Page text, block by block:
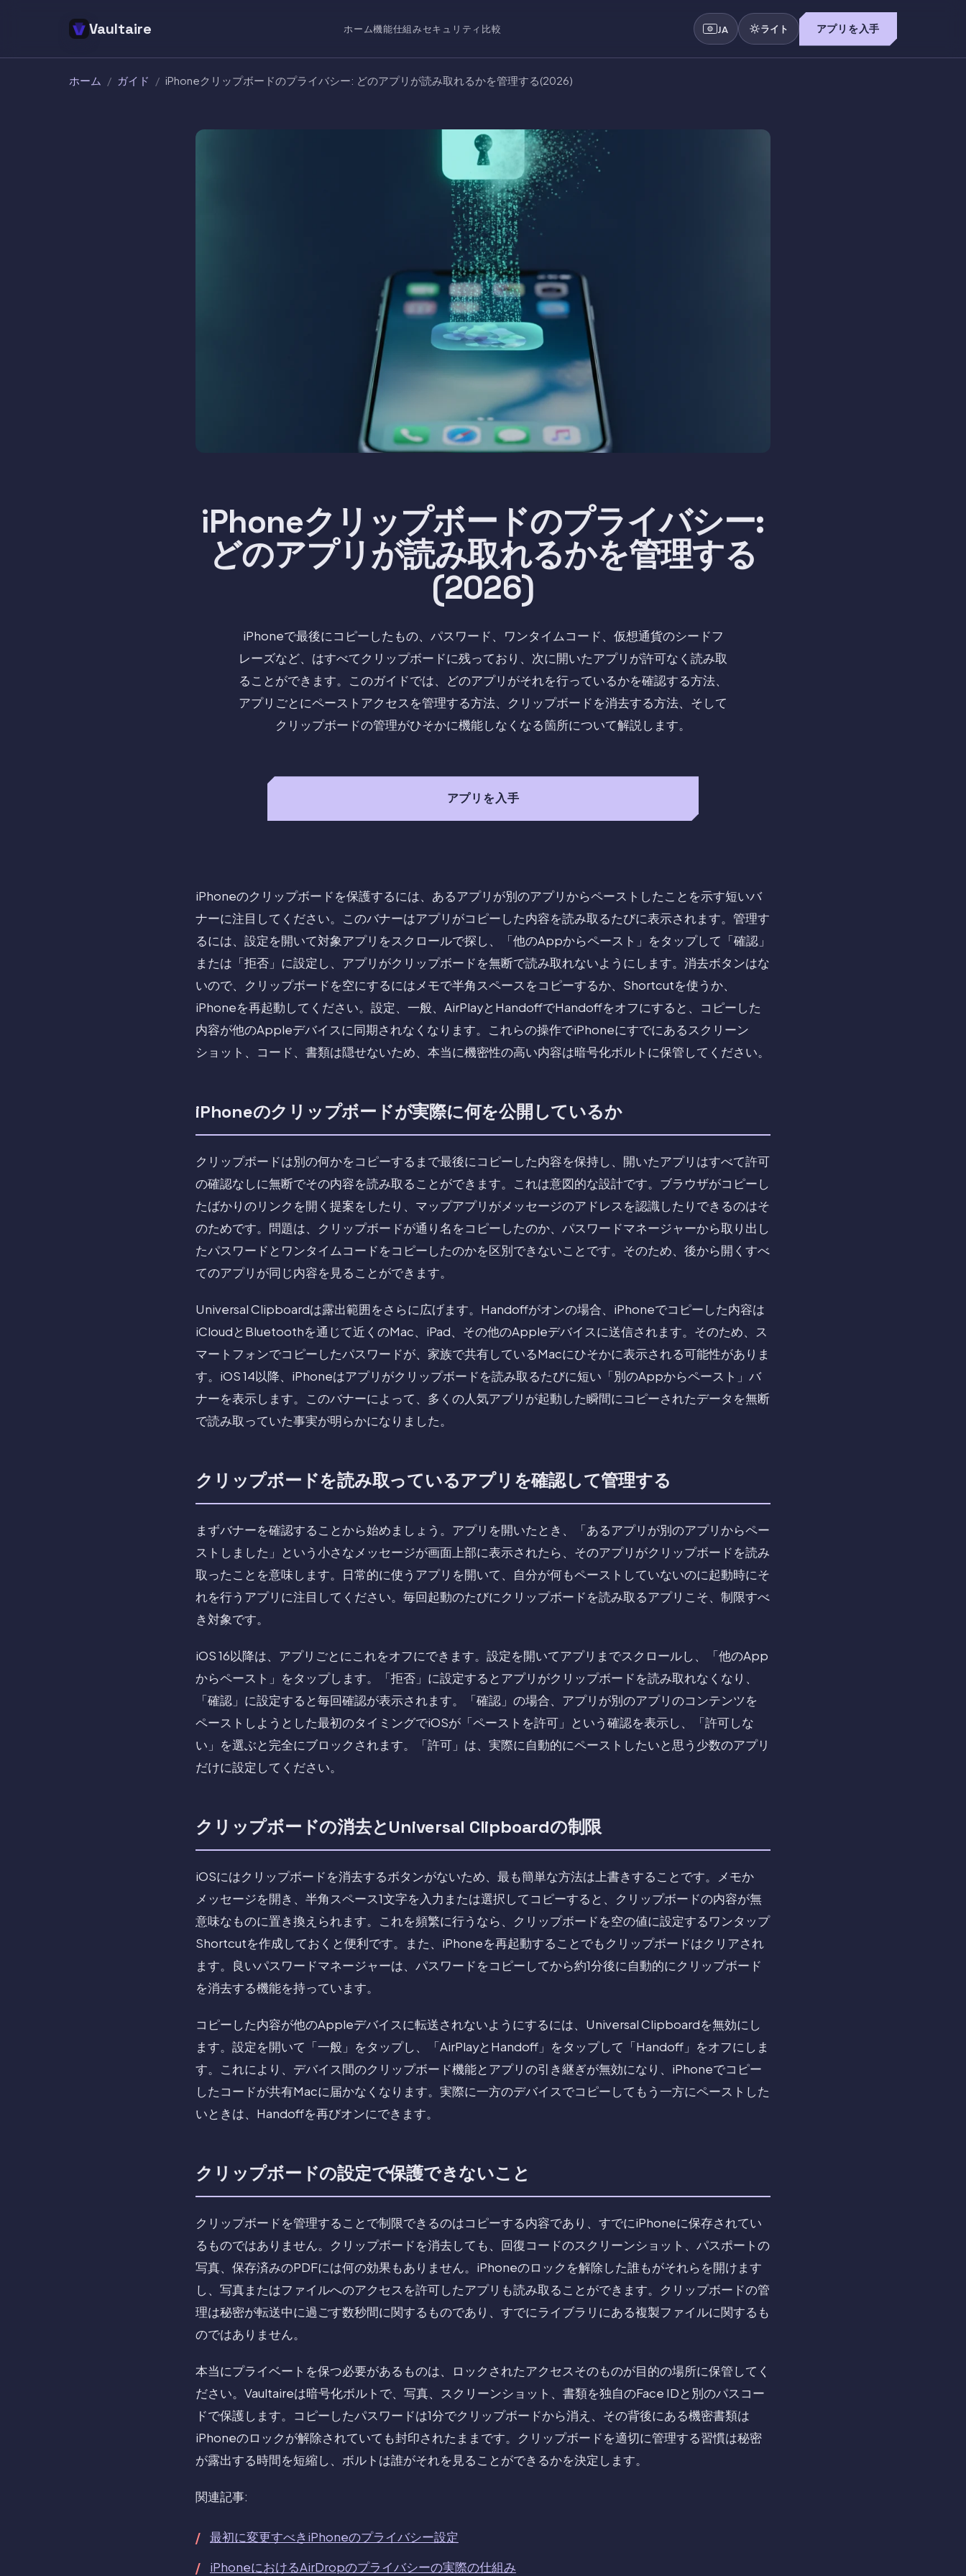
Vaultaire ホーム機能仕組みセキュリティ 比較 JA ライト アプリを入手
ホーム / ガイド / iPhoneクリップボードのプライバシー: どのアプリが読み取れるかを管理する(2026)
iPhoneクリップボードのプライバシー:
どのアプリが読み取れるかを管理する
(2026)
iPhoneで最後にコピーしたもの、パスワード、ワンタイムコード、仮想通貨のシードフ
レーズなど、はすべてクリップボードに残っており、次に開いたアプリが許可なく読み取
ることができます。このガイドでは、どのアプリがそれを行っているかを確認する方法、
アプリごとにペーストアクセスを管理する方法、クリップボードを消去する方法、そして
クリップボードの管理がひそかに機能しなくなる箇所について解説します。
アプリを入手
iPhoneのクリップボードを保護するには、あるアプリが別のアプリからペーストしたことを示す短いバ
ナーに注目してください。このバナーはアプリがコピーした内容を読み取るたびに表示されます。管理す
るには、設定を開いて対象アプリをスクロールで探し、「他のAppからペースト」をタップして「確認」
または「拒否」に設定し、アプリがクリップボードを無断で読み取れないようにします。消去ボタンはな
いので、クリップボードを空にするにはメモで半角スペースをコピーするか、Shortcutを使うか、
iPhoneを再起動してください。設定、一般、AirPlayとHandoffでHandoffをオフにすると、コピーした
内容が他のAppleデバイスに同期されなくなります。これらの操作でiPhoneにすでにあるスクリーン
ショット、コード、書類は隠せないため、本当に機密性の高い内容は暗号化ボルトに保管してください。
iPhoneのクリップボードが実際に何を公開しているか
クリップボードは別の何かをコピーするまで最後にコピーした内容を保持し、開いたアプリはすべて許可
の確認なしに無断でその内容を読み取ることができます。これは意図的な設計です。ブラウザがコピーし
たばかりのリンクを開く提案をしたり、マップアプリがメッセージのアドレスを認識したりできるのはそ
のためです。問題は、クリップボードが通り名をコピーしたのか、パスワードマネージャーから取り出し
たパスワードとワンタイムコードをコピーしたのかを区別できないことです。そのため、後から開くすべ
てのアプリが同じ内容を見ることができます。
Universal Clipboardは露出範囲をさらに広げます。Handoffがオンの場合、iPhoneでコピーした内容は
iCloudとBluetoothを通じて近くのMac、iPad、その他のAppleデバイスに送信されます。そのため、ス
マートフォンでコピーしたパスワードが、家族で共有しているMacにひそかに表示される可能性がありま
す。iOS 14以降、iPhoneはアプリがクリップボードを読み取るたびに短い「別のAppからペースト」バ
ナーを表示します。このバナーによって、多くの人気アプリが起動した瞬間にコピーされたデータを無断
で読み取っていた事実が明らかになりました。
クリップボードを読み取っているアプリを確認して管理する
まずバナーを確認することから始めましょう。アプリを開いたとき、「あるアプリが別のアプリからペー
ストしました」という小さなメッセージが画面上部に表示されたら、そのアプリがクリップボードを読み
取ったことを意味します。日常的に使うアプリを開いて、自分が何もペーストしていないのに起動時にそ
れを行うアプリに注目してください。毎回起動のたびにクリップボードを読み取るアプリこそ、制限すべ
き対象です。
iOS 16以降は、アプリごとにこれをオフにできます。設定を開いてアプリまでスクロールし、「他のApp
からペースト」をタップします。「拒否」に設定するとアプリがクリップボードを読み取れなくなり、
「確認」に設定すると毎回確認が表示されます。「確認」の場合、アプリが別のアプリのコンテンツを
ペーストしようとした最初のタイミングでiOSが「ペーストを許可」という確認を表示し、「許可しな
い」を選ぶと完全にブロックされます。「許可」は、実際に自動的にペーストしたいと思う少数のアプリ
だけに設定してください。
クリップボードの消去とUniversal Clipboardの制限
iOSにはクリップボードを消去するボタンがないため、最も簡単な方法は上書きすることです。メモか
メッセージを開き、半角スペース1文字を入力または選択してコピーすると、クリップボードの内容が無
意味なものに置き換えられます。これを頻繁に行うなら、クリップボードを空の値に設定するワンタップ
Shortcutを作成しておくと便利です。また、iPhoneを再起動することでもクリップボードはクリアされ
ます。良いパスワードマネージャーは、パスワードをコピーしてから約1分後に自動的にクリップボード
を消去する機能を持っています。
コピーした内容が他のAppleデバイスに転送されないようにするには、Universal Clipboardを無効にし
ます。設定を開いて「一般」をタップし、「AirPlayとHandoff」をタップして「Handoff」をオフにしま
す。これにより、デバイス間のクリップボード機能とアプリの引き継ぎが無効になり、iPhoneでコピー
したコードが共有Macに届かなくなります。実際に一方のデバイスでコピーしてもう一方にペーストした
いときは、Handoffを再びオンにできます。
クリップボードの設定で保護できないこと
クリップボードを管理することで制限できるのはコピーする内容であり、すでにiPhoneに保存されてい
るものではありません。クリップボードを消去しても、回復コードのスクリーンショット、パスポートの
写真、保存済みのPDFには何の効果もありません。iPhoneのロックを解除した誰もがそれらを開けます
し、写真またはファイルへのアクセスを許可したアプリも読み取ることができます。クリップボードの管
理は秘密が転送中に過ごす数秒間に関するものであり、すでにライブラリにある複製ファイルに関するも
のではありません。
本当にプライベートを保つ必要があるものは、ロックされたアクセスそのものが目的の場所に保管してく
ださい。Vaultaireは暗号化ボルトで、写真、スクリーンショット、書類を独自のFace IDと別のパスコー
ドで保護します。コピーしたパスワードは1分でクリップボードから消え、その背後にある機密書類は
iPhoneのロックが解除されていても封印されたままです。クリップボードを適切に管理する習慣は秘密
が露出する時間を短縮し、ボルトは誰がそれを見ることができるかを決定します。
関連記事:
最初に変更すべきiPhoneのプライバシー設定
iPhoneにおけるAirDropのプライバシーの実際の仕組み